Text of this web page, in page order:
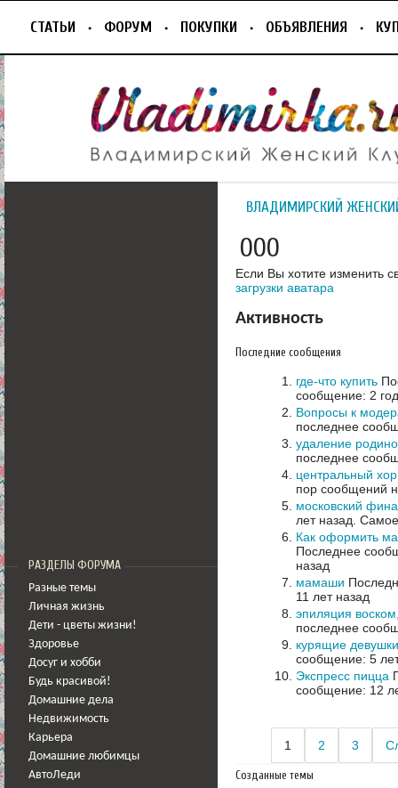
СТАТЬИ ФОРУМ ПОКУПКИ ОБЪЯВЛЕНИЯ
РАЗДЕЛЫ ФОРУМА
Разные темы
Личная жизнь
Дети - цветы жизни!
Здоровье
Досуг и хобби
Будь красивой!
Домашние дела
Недвижимость
Карьера
Домашние любимцы
АвтоЛеди
ВЛАДИМИРСКИЙ
ООО
Если Вы хотите изменить
загрузки аватара
Активность
Последние сообщения
где-что купить
сообщение: 2
Вопросы к
последнее
удаление
последнее
центральный
пор сообщений
московский
лет назад.
Как оформить
Последнее
назад
мамаши
11 лет назад
эпиляция
последнее
курящие девушки
сообщение: 5
Экспресс пицца
сообщение: 12
1 2 3
Созданные темы